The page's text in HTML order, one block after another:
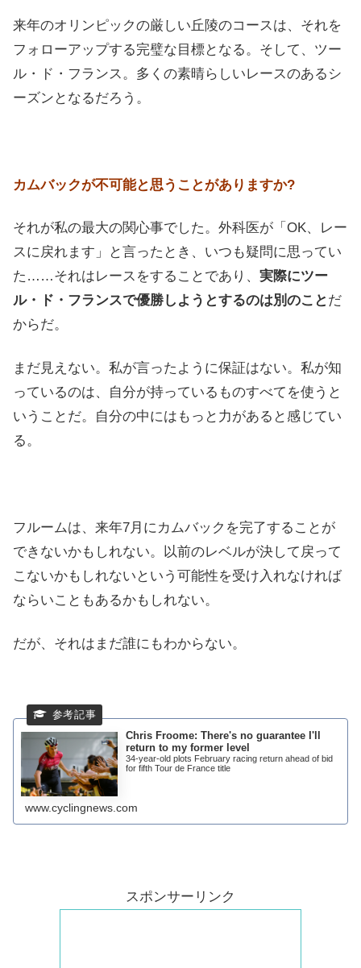
来年のオリンピックの厳しい丘陵のコースは、それを
フォローアップする完璧な目標となる。そして、ツー
ル・ド・フランス。多くの素晴らしいレースのあるシ
ーズンとなるだろう。
カムバックが不可能と思うことがありますか?
それが私の最大の関心事でした。 外科医が「OK、レー
スに戻れます」と言ったとき、いつも疑問に思ってい
た……それはレースをすることであり、 実際にツー
ル・ド・フランスで優勝しようとするのは別のこと だ
からだ。
まだ見えない。私が言ったように保証はない。私が知
っているのは、自分が持っているものすべてを使うと
いうことだ。自分の中にはもっと力があると感じてい
る。
フルームは、来年7月にカムバックを完了することが
できないかもしれない。以前のレベルが決して戻って
こないかもしれないという可能性を受け入れなければ
ならいこともあるかもしれない。
だが、それはまだ誰にもわからない。
Chris Froome: There's no guarantee I'll
return to my former level
34-year-old plots February racing return ahead of bid
for fifth Tour de France title
www.cyclingnews.com
スポンサーリンク